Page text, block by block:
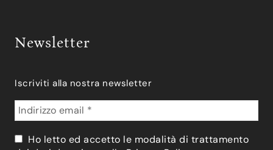
Newsletter
Iscriviti alla nostra newsletter
Ho letto ed accetto le modalità di trattamento